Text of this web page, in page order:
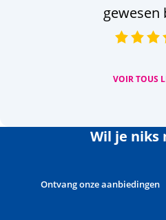
gewesen
VOIR TOUS
Wil je niks
Ontvang onze aanbiedingen